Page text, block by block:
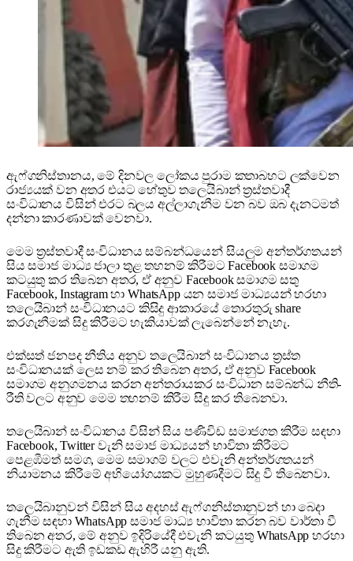
ඇෆ්ගනිස්තානය, මේ දිනවල ලෝකය පුරාම කතාබහට ලක්වෙන
රාජ්‍යයක් වන අතර එයට හේතුව තලෙයිබාන් ත්‍රස්තවාදී
සංවිධානය විසින් එරට බලය අල්ලාගැනීම වන බව ඔබ දැනටමත්
දන්නා කාරණාවක් වෙනවා.
මෙම ත්‍රස්තවාදී සංවිධානය සම්බන්ධයෙන් සියලුම අන්තර්ගතයන්
සිය සමාජ මාධ්‍ය ජාලා තුළ තහනම් කිරීමට Facebook සමාගම
කටයුතු කර තිබෙන අතර, ඒ අනුව Facebook සමාගම සතු
Facebook, Instagram හා WhatsApp යන සමාජ මාධ්‍යයන් හරහා
තලෙයිබාන් සංවිධානයට කිසිදු ආකාරයේ තොරතුරු share
කරගැනීමක් සිදු කිරීමට හැකියාවක් ලැබෙන්නේ නැහැ.
එක්සත් ජනපද නීතිය අනුව තලෙයිබාන් සංවිධානය ත්‍රස්ත
සංවිධානයක් ලෙස නම් කර තිබෙන අතර, ඒ අනුව Facebook
සමාගම අනුගමනය කරන අන්තරායකර සංවිධාන සම්බන්ධ නීති-
රීති වලට අනුව මෙම තහනම් කිරීම සිදු කර තිබෙනවා.
තලෙයිබාන් සංවිධානය විසින් සිය පණිවිඩ සමාජගත කිරීම සඳහා
Facebook, Twitter වැනි සමාජ මාධ්‍යයන් භාවිතා කිරීමට
පෙළඹීමත් සමග, මෙම සමාගම් වලට එවැනි අන්තර්ගතයන්
නියාමනය කිරීමේ අභියෝගයකට මුහුණදීමට සිදු වී තිබෙනවා.
තලෙයිබානුවන් විසින් සිය අදහස් ඇෆ්ගනිස්තානුවන් හා බෙදා
ගැනීම සඳහා WhatsApp සමාජ මාධ්‍ය භාවිතා කරන බව වාර්තා වී
තිබෙන අතර, මේ අනුව ඉදිරියේදී එවැනි කටයුතු WhatsApp හරහා
සිදු කිරීමට ඇති ඉඩකඩ ඇහිරී යනු ඇති.